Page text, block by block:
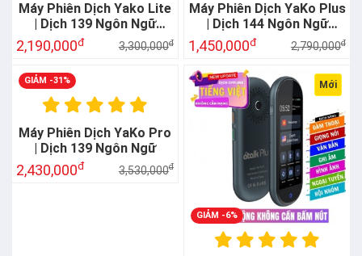
Máy Phiên Dịch Yako Lite
| Dịch 139 Ngôn Ngữ
Chính Xác
2,190,000đ 3,300,000đ
Máy Phiên Dịch YaKo Plus
| Dịch 144 Ngôn Ngữ
Chuẩn Xác
1,450,000đ 2,790,000đ
GIẢM -6%
Mới